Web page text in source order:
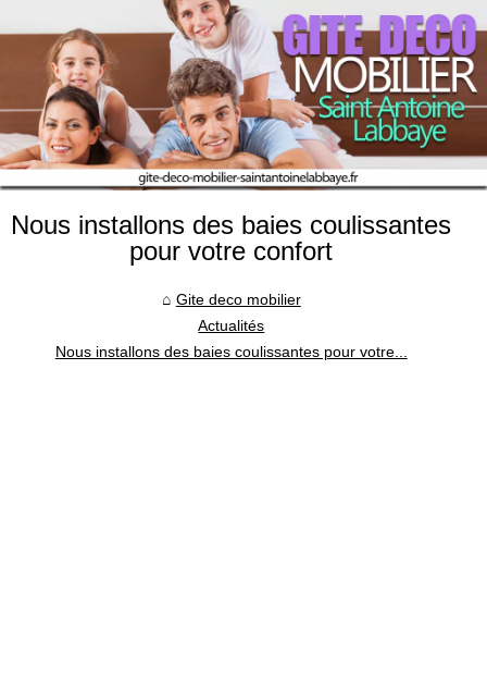
Nous installons des baies coulissantes
pour votre confort
Gite deco mobilier
Actualités
Nous installons des baies coulissantes pour votre...